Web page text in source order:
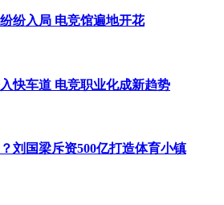
纷入局 电竞馆遍地开花
快车道 电竞职业化成新趋势
刘国梁斥资500亿打造体育小镇